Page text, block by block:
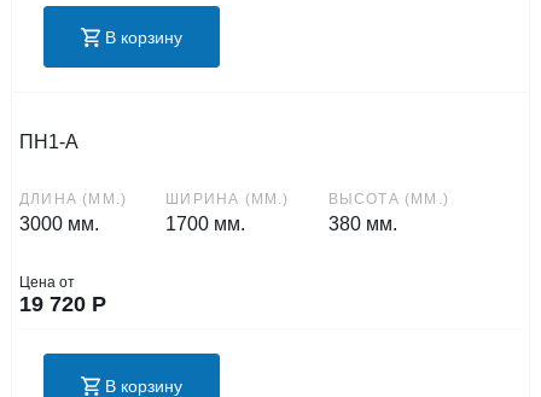
В корзину
ПН1-А
ДЛИНА (ММ.)
3000 мм.
ШИРИНА (ММ.)
1700 мм.
ВЫСОТА (ММ.)
380 мм.
Цена от
19 720 Р
В корзину